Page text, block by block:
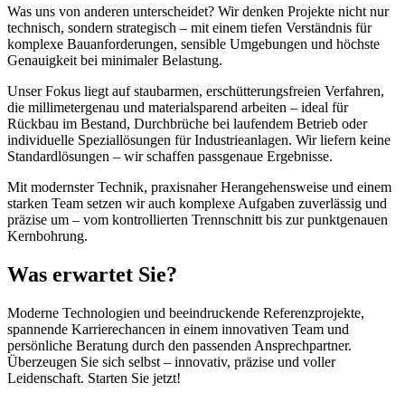
Was uns von anderen unterscheidet? Wir denken Projekte nicht nur
technisch, sondern strategisch – mit einem tiefen Verständnis für
komplexe Bauanforderungen, sensible Umgebungen und höchste
Genauigkeit bei minimaler Belastung.
Unser Fokus liegt auf staubarmen, erschütterungsfreien Verfahren,
die millimetergenau und materialsparend arbeiten – ideal für
Rückbau im Bestand, Durchbrüche bei laufendem Betrieb oder
individuelle Speziallösungen für Industrieanlagen. Wir liefern keine
Standardlösungen – wir schaffen passgenaue Ergebnisse.
Mit modernster Technik, praxisnaher Herangehensweise und einem
starken Team setzen wir auch komplexe Aufgaben zuverlässig und
präzise um – vom kontrollierten Trennschnitt bis zur punktgenauen
Kernbohrung.
Was erwartet Sie?
Moderne Technologien und beeindruckende Referenzprojekte,
spannende Karrierechancen in einem innovativen Team und
persönliche Beratung durch den passenden Ansprechpartner.
Überzeugen Sie sich selbst – innovativ, präzise und voller
Leidenschaft. Starten Sie jetzt!